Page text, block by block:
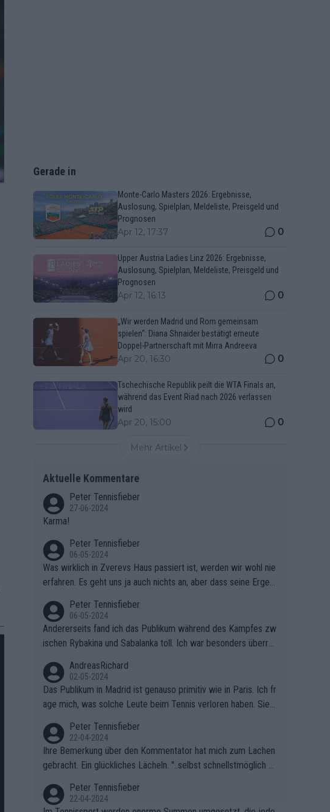
Gerade in
Monte-Carlo Masters 2026: Ergebnisse,
Auslosung, Spielplan, Meldeliste, Preisgeld und
Prognosen
Apr 12, 17:37 0
Upper Austria Ladies Linz 2026: Ergebnisse,
Auslosung, Spielplan, Meldeliste, Preisgeld und
Prognosen
Apr 12, 16:13 0
„Wir werden Madrid und Rom gemeinsam
spielen“: Diana Shnaider bestätigt erneute
Doppel-Partnerschaft mit Mirra Andreeva
Apr 20, 16:30 0
Tschechische Republik peilt die WTA Finals an,
während das Event Riad nach 2026 verlassen
wird
Apr 20, 15:00 0
Mehr Artikel
Aktuelle Kommentare
Peter Tennisfieber
27-06-2024
Karma!
Peter Tennisfieber
06-05-2024
Was wirklich in Zverevs Haus passiert ist, werden wir wohl nie
erfahren. Es geht uns ja auch nichts an, aber dass seine Ergeb
Peter Tennisfieber
06-05-2024
Andererseits fand ich das Publikum während des Kampfes zw
ischen Rybakina und Sabalanka toll. Ich war besonders überras
AndreasRichard
02-05-2024
Das Publikum in Madrid ist genauso primitiv wie in Paris. Ich fr
age mich, was solche Leute beim Tennis verloren haben. Sie s
ben.
Peter Tennisfieber
22-04-2024
Ihre Bemerkung über den Kommentator hat mich zum Lachen
gebracht. Ein glückliches Lächeln. "..selbst schnellstmöglich na
Peter Tennisfieber
22-04-2024